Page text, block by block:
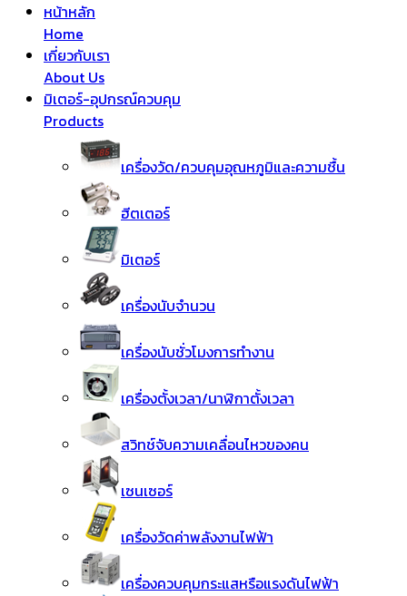
หน้าหลัก
Home
เกี่ยวกับเรา
About Us
มิเตอร์-อุปกรณ์ควบคุม
Products
เครื่องวัด/ควบคุมอุณหภูมิและความชื้น
ฮีตเตอร์
มิเตอร์
เครื่องนับจำนวน
เครื่องนับชั่วโมงการทำงาน
เครื่องตั้งเวลา/นาฬิกาตั้งเวลา
สวิทช์จับความเคลื่อนไหวของคน
เซนเซอร์
เครื่องวัดค่าพลังงานไฟฟ้า
เครื่องควบคุมกระแสหรือแรงดันไฟฟ้า